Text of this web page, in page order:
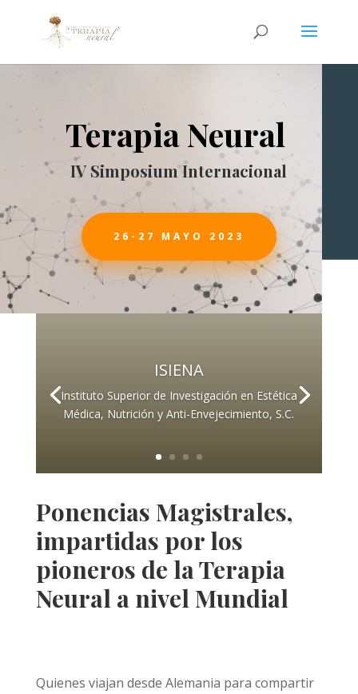
Terapia Neural
IV Simposium Internacional
26-27 MAYO 2023
ISIENA
Instituto Superior de Investigación en Estética
Médica, Nutrición y Anti-Envejecimiento, S.C.
Ponencias Magistrales,
impartidas por los
pioneros de la Terapia
Neural a nivel Mundial
Quienes viajan desde Alemania para compartir